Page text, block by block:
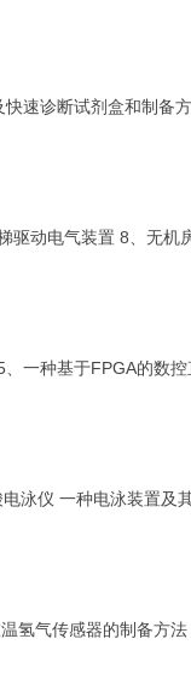
速诊断试剂盒和制备
动电气装置 8、无
一种基于FPGA的数
泳仪 一种电泳装置及
氢气传感器的制备方